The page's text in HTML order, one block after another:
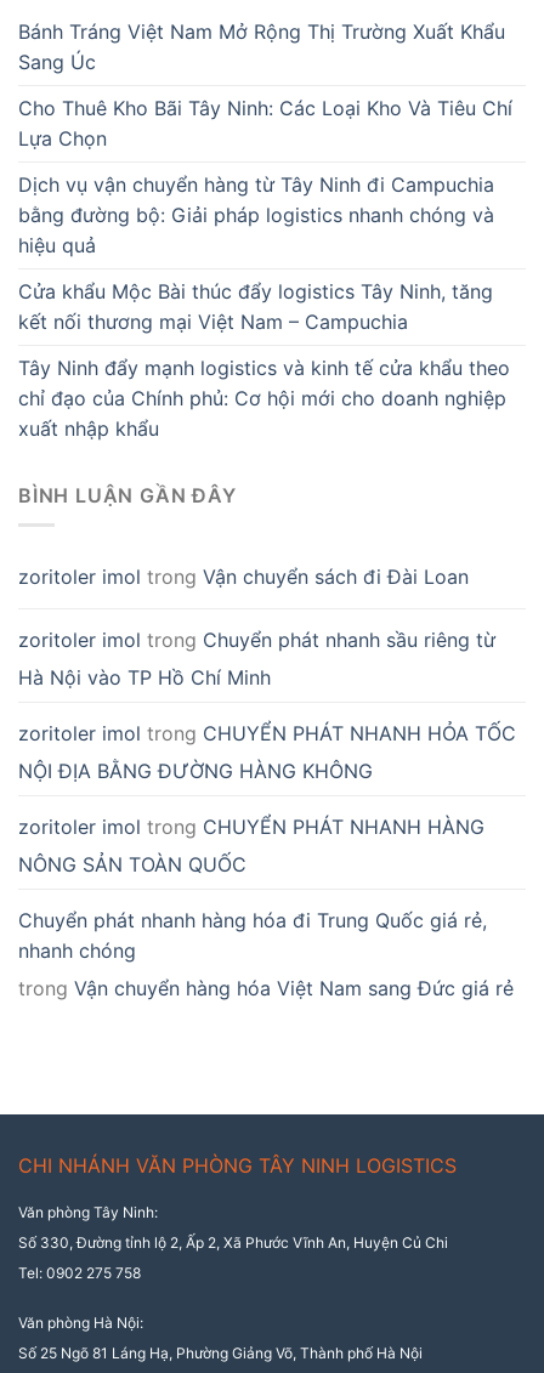
Bánh Tráng Việt Nam Mở Rộng Thị Trường Xuất Khẩu
Sang Úc
Cho Thuê Kho Bãi Tây Ninh: Các Loại Kho Và Tiêu Chí
Lựa Chọn
Dịch vụ vận chuyển hàng từ Tây Ninh đi Campuchia
bằng đường bộ: Giải pháp logistics nhanh chóng và
hiệu quả
Cửa khẩu Mộc Bài thúc đẩy logistics Tây Ninh, tăng
kết nối thương mại Việt Nam – Campuchia
Tây Ninh đẩy mạnh logistics và kinh tế cửa khẩu theo
chỉ đạo của Chính phủ: Cơ hội mới cho doanh nghiệp
xuất nhập khẩu
BÌNH LUẬN GẦN ĐÂY
zoritoler imol trong Vận chuyển sách đi Đài Loan
zoritoler imol trong Chuyển phát nhanh sầu riêng từ
Hà Nội vào TP Hồ Chí Minh
zoritoler imol trong CHUYỂN PHÁT NHANH HỎA TỐC
NỘI ĐỊA BẰNG ĐƯỜNG HÀNG KHÔNG
zoritoler imol trong CHUYỂN PHÁT NHANH HÀNG
NÔNG SẢN TOÀN QUỐC
Chuyển phát nhanh hàng hóa đi Trung Quốc giá rẻ,
nhanh chóng
trong Vận chuyển hàng hóa Việt Nam sang Đức giá rẻ
CHI NHÁNH VĂN PHÒNG TÂY NINH LOGISTICS
Văn phòng Tây Ninh:
Số 330, Đường tỉnh lộ 2, Ấp 2, Xã Phước Vĩnh An, Huyện Củ Chi
Tel: 0902 275 758
Văn phòng Hà Nội:
Số 25 Ngõ 81 Láng Hạ, Phường Giảng Võ, Thành phố Hà Nội